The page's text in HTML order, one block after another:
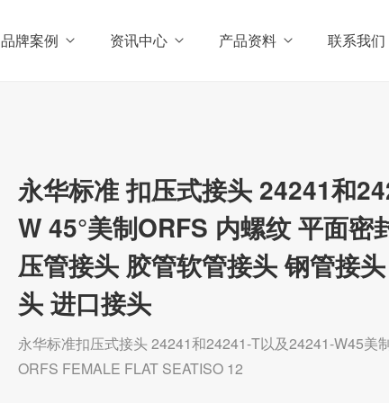
品牌案例 资讯中心 产品资料 联系我们
永华标准 扣压式接头 24241和
W 45°美制ORFS 内螺纹 平面密
压管接头 胶管软管接头 钢管接
头 进口接头
永华标准扣压式接头 24241和24241-T以及24241-W45美
ORFS FEMALE FLAT SEATISO 12